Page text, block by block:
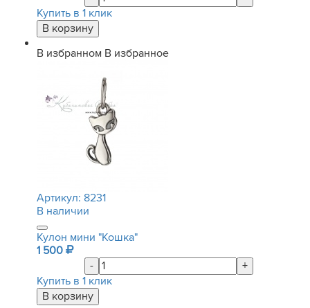
Купить в 1 клик
В избранном В избранное
Артикул: 8231
В наличии
Кулон мини "Кошка"
1 500
-
+
Купить в 1 клик